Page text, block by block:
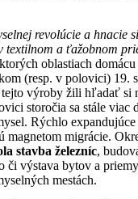
revolúcie a hnacie
textilnom a ťažobnom
oblastiach
(resp. v polovici) 19.
výroby žili hľadať si
storočia sa stále viac
Rýchlo
magnetom migrácie.
stavba železníc,
či výstava bytov a
mestách.